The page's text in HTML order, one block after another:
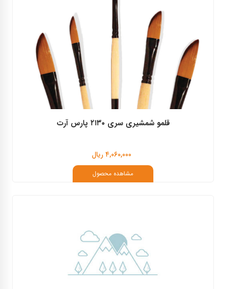
قلمو شمشیری سری ۲۱۳۰ پارس آرت
۴,۰۶۰,۰۰۰ ریال
مشاهده محصول